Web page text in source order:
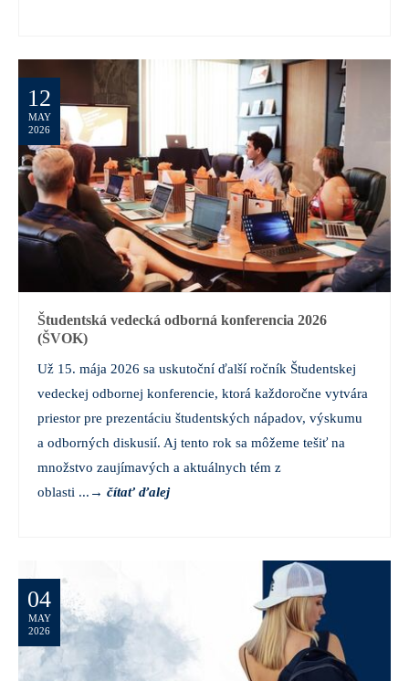
12
MAY
2026
Študentská vedecká odborná konferencia 2026
(ŠVOK)
Už 15. mája 2026 sa uskutoční ďalší ročník Študentskej
vedeckej odbornej konferencie, ktorá každoročne vytvára
priestor pre prezentáciu študentských nápadov, výskumu
a odborných diskusií. Aj tento rok sa môžeme tešiť na
množstvo zaujímavých a aktuálnych tém z
oblasti ... →čítať ďalej
04
MAY
2026